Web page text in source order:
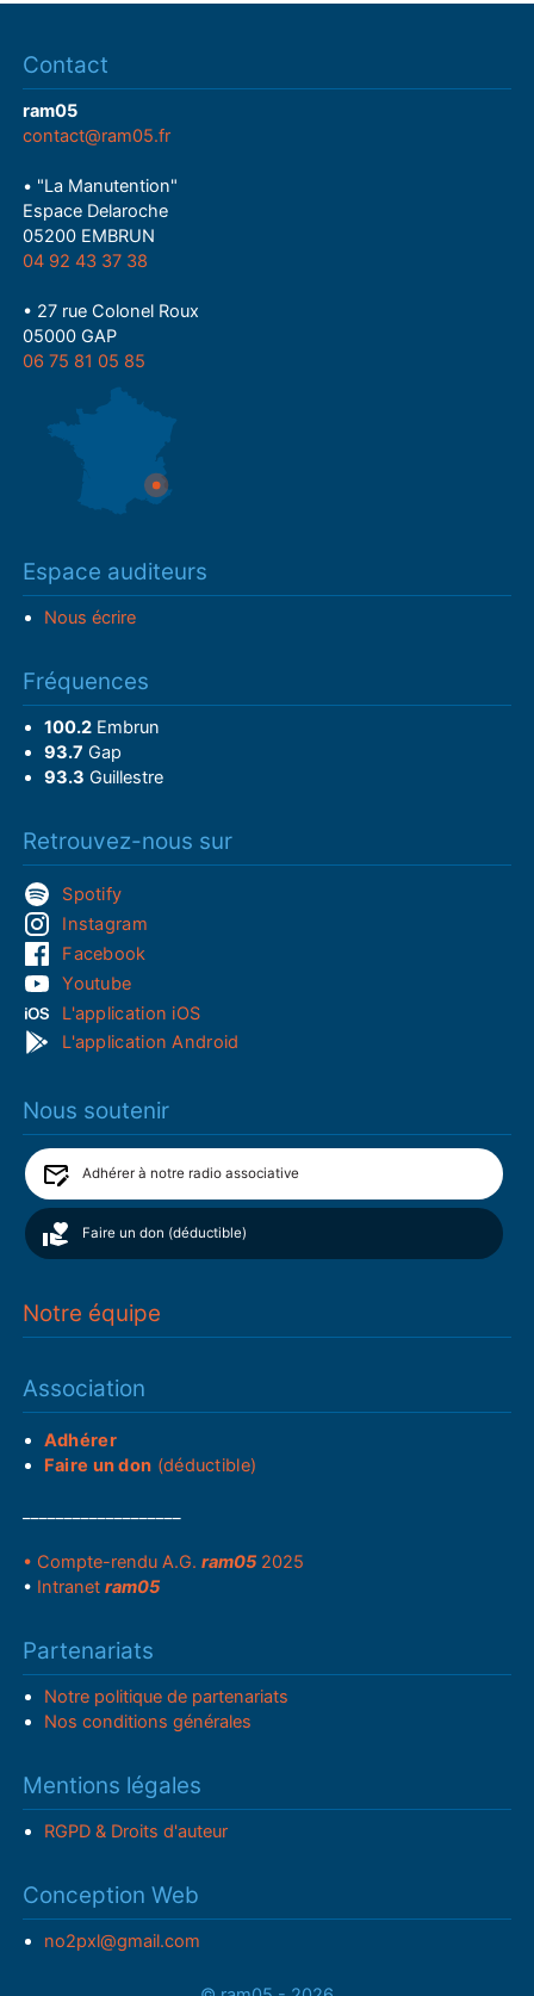
Contact
ram05
contact@ram05.fr
• "La Manutention"
Espace Delaroche
05200 EMBRUN
04 92 43 37 38
• 27 rue Colonel Roux
05000 GAP
06 75 81 05 85
Espace auditeurs
Nous écrire
Fréquences
100.2Embrun
93.7 Gap
93.3 Guillestre
Retrouvez-nous sur
Spotify
Instagram
Facebook
Youtube
L'application iOS
L'application Android
Nous soutenir
Adhérer à notre radio associative
Faire un don (déductible)
Notre équipe
Association
Adhérer
Faire un don (déductible)
• Compte-rendu A.G.ram05 2025
• Intranetram05
Partenariats
Notre politique de partenariats
Nos conditions générales
Mentions légales
RGPD & Droits d'auteur
Conception Web
no2pxl@gmail.com